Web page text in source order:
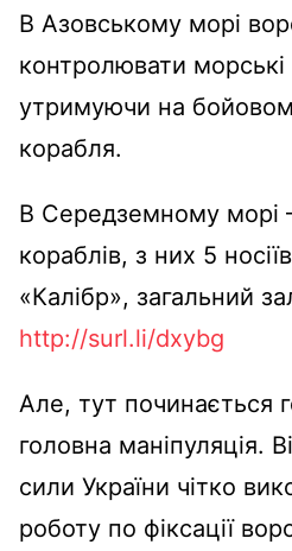
В Азовському морі
контролювати морські
утримуючи на
корабля.
В Середземному морі
кораблів, з них 5
«Калібр», загальний
http://surl.li/dxybg
Але, тут починається
головна маніпуляція.
сили України чітко
роботу по фіксації